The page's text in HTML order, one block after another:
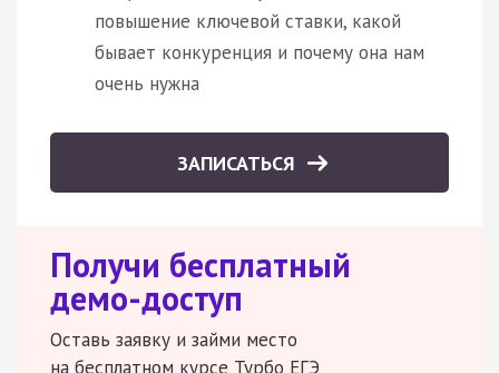
повышение ключевой ставки, какой
бывает конкуренция и почему она нам
очень нужна
ЗАПИСАТЬСЯ
Получи бесплатный
демо-доступ
Оставь заявку и займи место
на бесплатном курсе Турбо ЕГЭ